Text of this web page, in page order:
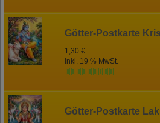
Götter-Postkarte
1,30 €
inkl. 19 % MwSt.
Götter-Postkarte